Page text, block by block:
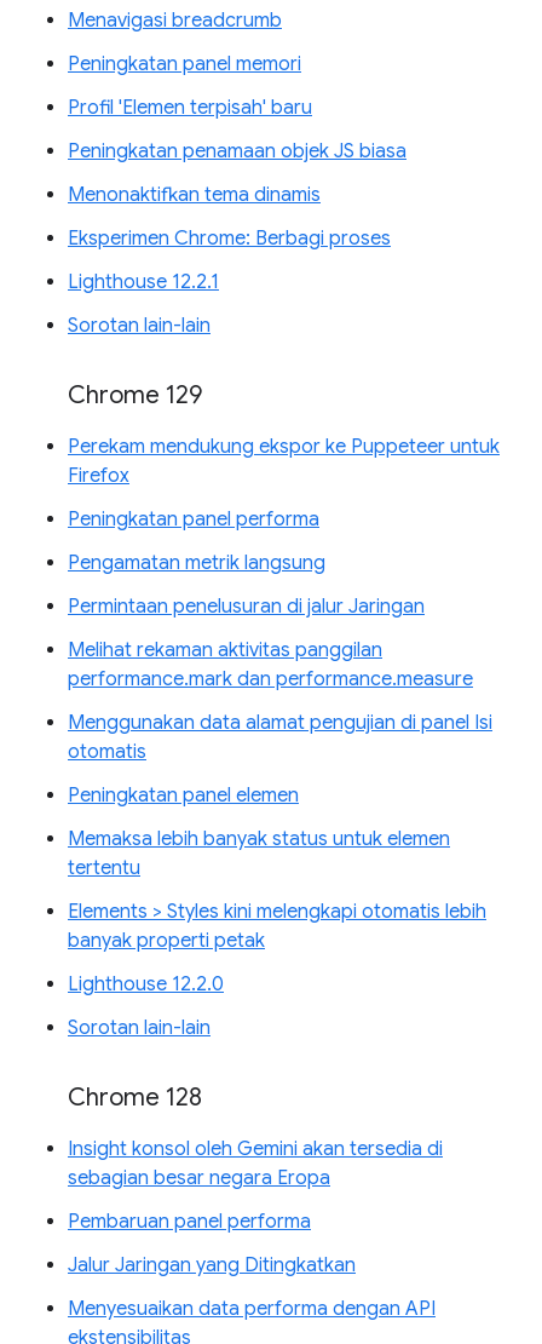
Menavigasi breadcrumb
Peningkatan panel memori
Profil 'Elemen terpisah' baru
Peningkatan penamaan objek JS biasa
Menonaktifkan tema dinamis
Eksperimen Chrome: Berbagi proses
Lighthouse 12.2.1
Sorotan lain-lain
Chrome 129
Perekam mendukung ekspor ke Puppeteer untuk
Firefox
Peningkatan panel performa
Pengamatan metrik langsung
Permintaan penelusuran di jalur Jaringan
Melihat rekaman aktivitas panggilan
performance.mark dan performance.measure
Menggunakan data alamat pengujian di panel Isi
otomatis
Peningkatan panel elemen
Memaksa lebih banyak status untuk elemen
tertentu
Elements > Styles kini melengkapi otomatis lebih
banyak properti petak
Lighthouse 12.2.0
Sorotan lain-lain
Chrome 128
Insight konsol oleh Gemini akan tersedia di
sebagian besar negara Eropa
Pembaruan panel performa
Jalur Jaringan yang Ditingkatkan
Menyesuaikan data performa dengan API
ekstensibilitas